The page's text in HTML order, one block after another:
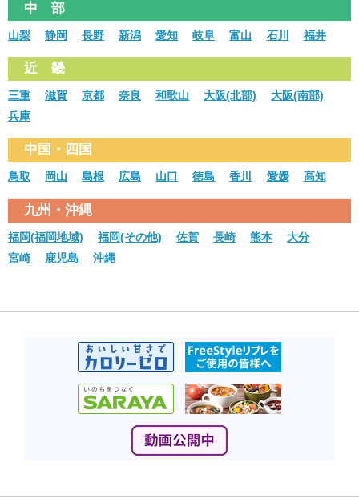
中 部
山梨 静岡 長野 新潟 愛知 岐阜 富山 石川 福井
近 畿
三重 滋賀 京都 奈良 和歌山 大阪(北部)
大阪(南部)
兵庫
中国・四国
鳥取 岡山 島根 広島 山口 徳島 香川 愛媛 高知
九州・沖縄
福岡(福岡地域) 福岡(その他) 佐賀 長崎 熊本
大分
宮崎
鹿児島 沖縄